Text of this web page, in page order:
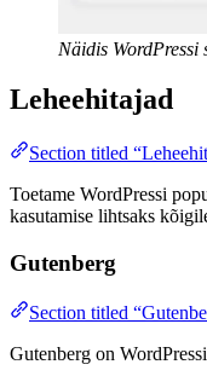
Näidis WordPressi
Leheehitajad
Section titled
Toetame WordPressi
kasutamise lihtsaks
Gutenberg
Section titled
Gutenberg on